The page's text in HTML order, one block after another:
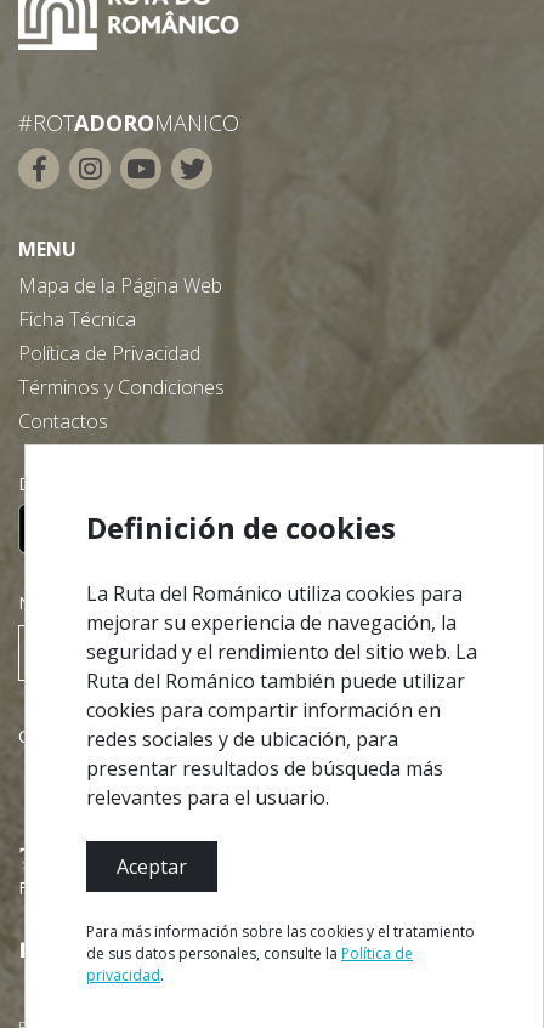
#ROTADOROMANICO
MENU
Mapa de la Página Web
Ficha Técnica
Política de Privacidad
Términos y Condiciones
Contactos
Descargue nuestra App gratuita:
NEWSLETTER
Suscribir
Colaboraciones
Financiado por
Definición de cookies
La Ruta del Románico utiliza cookies para
mejorar su experiencia de navegación, la
seguridad y el rendimiento del sitio web. La
Ruta del Románico también puede utilizar
cookies para compartir información en
redes sociales y de ubicación, para
presentar resultados de búsqueda más
relevantes para el usuario.
Aceptar
Para más información sobre las cookies y el tratamiento
de sus datos personales, consulte la Política de
privacidad.